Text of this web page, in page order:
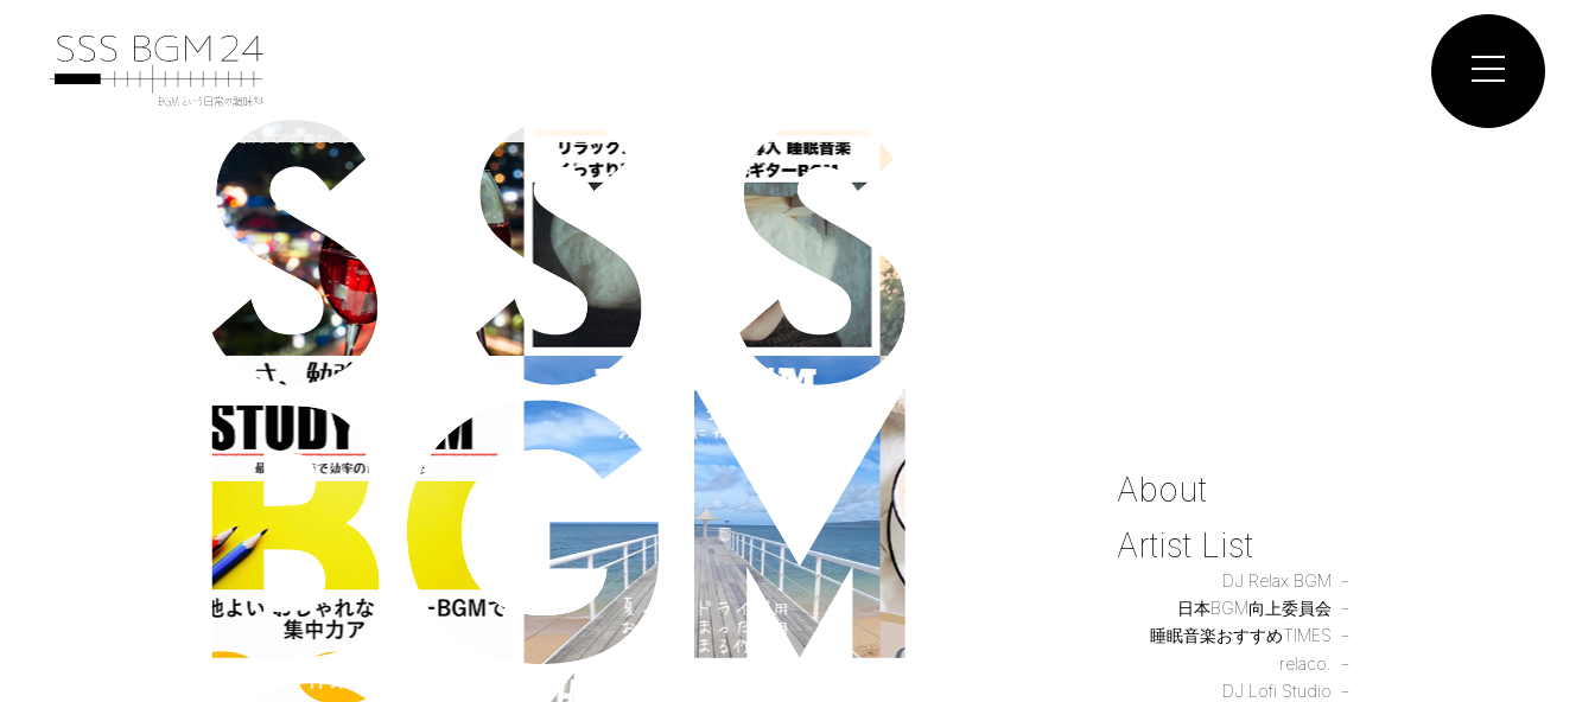
About
Artist List
DJ Relax BGM
日本BGM向上委員会
睡眠音楽おすすめTIMES
relaco.
DJ Lofi Studio